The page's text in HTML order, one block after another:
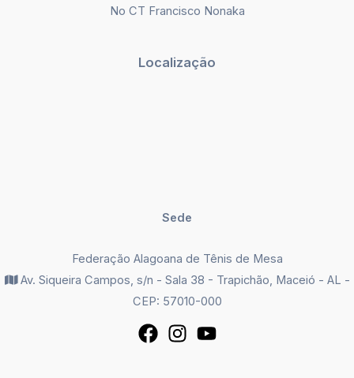
No CT Francisco Nonaka
Localização
Sede
Federação Alagoana de Tênis de Mesa
Av. Siqueira Campos, s/n - Sala 38 - Trapichão, Maceió - AL -
CEP: 57010-000